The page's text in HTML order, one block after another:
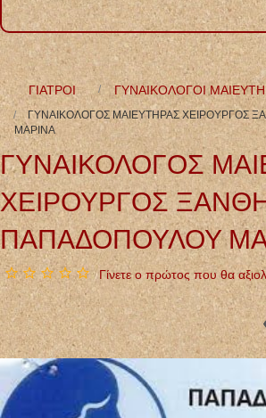
ΓΙΑΤΡΟΙ ΓΥΝΑΙΚΟΛΟΓΟΙ
ΓΥΝΑΙΚΟΛΟΓΟΣ ΜΑΙΕΥΤΗΡΑΣ ΧΕΙΡΟΥΡΓΟΣ
ΜΑΡΙΝΑ
ΓΥΝΑΙΚΟΛΟΓΟΣ
ΧΕΙΡΟΥΡΓΟΣ
ΠΑΠΑΔΟΠΟΥΛΟΥ
Γίνετε ο πρώτος που θα